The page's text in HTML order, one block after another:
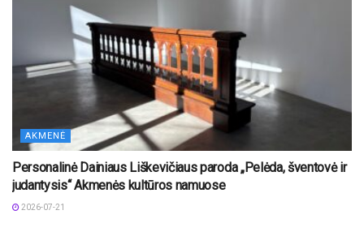
AKMENĖ
Personalinė Dainiaus Liškevičiaus paroda „Pelėda, šventovė ir
judantysis“ Akmenės kultūros namuose
2026-07-21